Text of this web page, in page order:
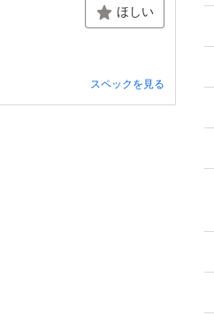
ほしい
スペックを見る